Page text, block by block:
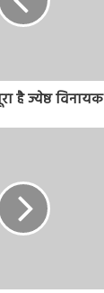
ज्येष्ठ विनायक